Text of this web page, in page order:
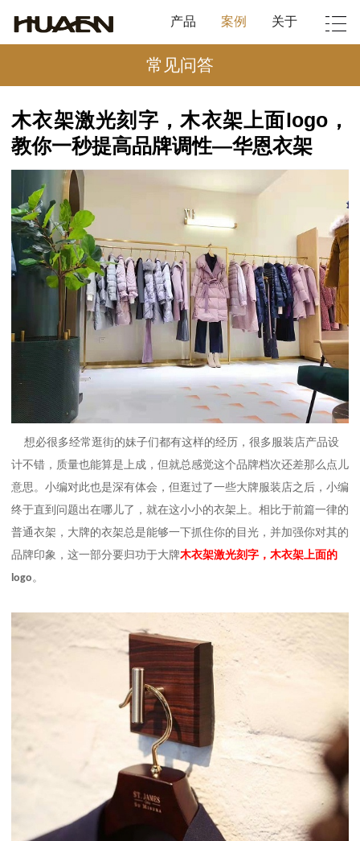
产品 案例 关于
常见问答
木衣架激光刻字，木衣架上面logo，
教你一秒提高品牌调性—华恩衣架
想必很多经常逛街的妹子们都有这样的经历，很多服装店产品设
计不错，质量也能算是上成，但就总感觉这个品牌档次还差那么点儿
意思。小编对此也是深有体会，但逛过了一些大牌服装店之后，小编
终于直到问题出在哪儿了，就在这小小的衣架上。相比于前篇一律的
普通衣架，大牌的衣架总是能够一下抓住你的目光，并加强你对其的
品牌印象，这一部分要归功于大牌木衣架激光刻字，木衣架上面的
logo 。